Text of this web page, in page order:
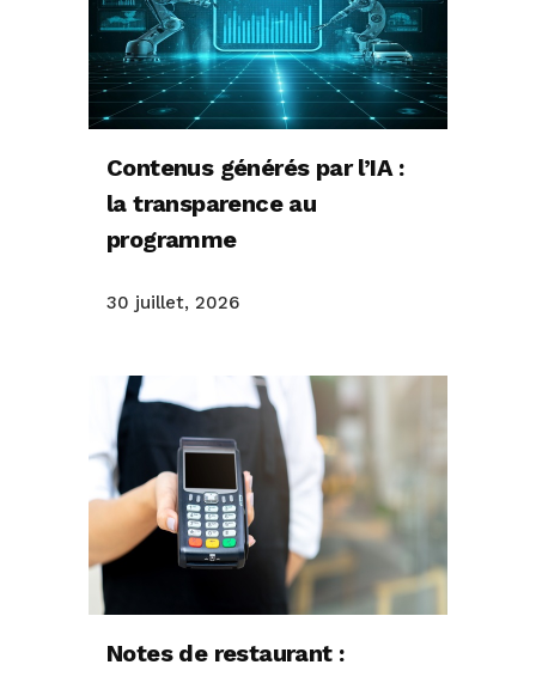
Contenus générés par l’IA :
la transparence au
programme
30 juillet, 2026
Notes de restaurant :